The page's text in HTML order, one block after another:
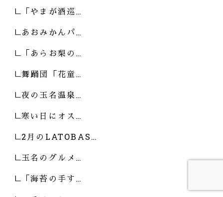
「やまが酒巡…
あおみかんパ…
「あらお梨の…
舞踊団「花童…
夜の玉名温泉…
寒い日にオス…
2月のLATOBAS…
玉名のグルメ…
「海苔の手す…